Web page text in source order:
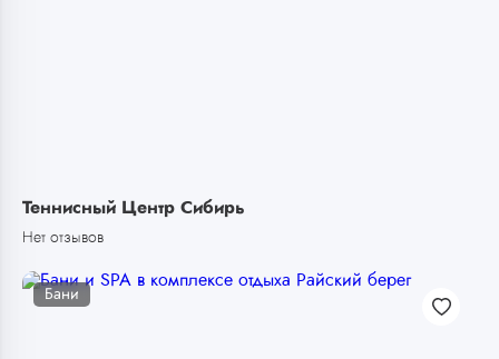
Теннисный Центр Сибирь
Нет отзывов
Бани